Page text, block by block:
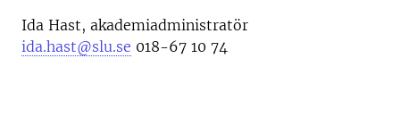
Ida Hast, akademiadministratör
ida.hast@slu.se 018-67 10 74